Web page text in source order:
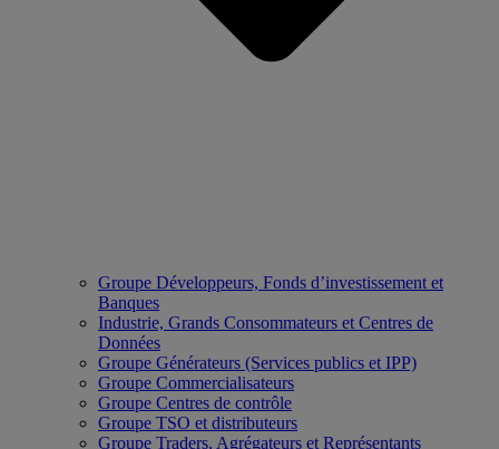
Groupe Développeurs, Fonds d’investissement et
Banques
Industrie, Grands Consommateurs et Centres de
Données
Groupe Générateurs (Services publics et IPP)
Groupe Commercialisateurs
Groupe Centres de contrôle
Groupe TSO et distributeurs
Groupe Traders, Agrégateurs et Représentants